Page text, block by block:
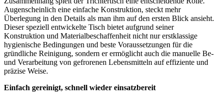
Augenscheinlich eine einfache Konstruktion, steckt mehr
Überlegung in den Details als man ihm auf den ersten Blick ansieht.
Dieser speziell entwickelte Tisch bietet aufgrund seiner
Konstruktion und Materialbeschaffenheit nicht nur erstklassige
hygienische Bedingungen und beste Voraussetzungen für die
gründliche Reinigung, sondern er ermöglicht auch die manuelle Be-
und Verarbeitung von gefrorenen Lebensmitteln auf effiziente und
präzise Weise.
Einfach gereinigt, schnell wieder einsatzbereit